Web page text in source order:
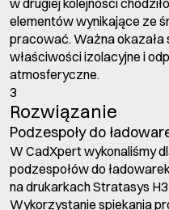
elementów wynikające ze
pracować. Ważna okazała
właściwości izolacyjne i
atmosferyczne.
3
Rozwiązanie
Podzespoły do
W CadXpert wykonaliśmy
podzespołów do
na drukarkach Stratasys
Wykorzystanie spiekania